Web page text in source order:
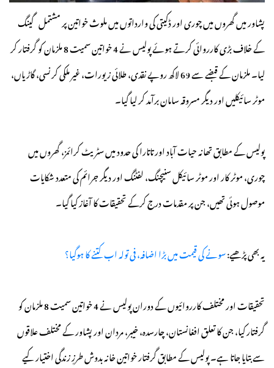
پشاور میں گھروں میں چوری اور ڈکیتی کی وارداتوں میں ملوث خواتین پر مشتمل گینگ
کے خلاف بڑی کارروائی کرتے ہوئے پولیس نے 4 خواتین سمیت 8 ملزمان کو گرفتار کر
لیا۔ ملزمان کے قبضے سے 69 لاکھ روپے نقدی، طلائی زیورات، غیر ملکی کرنسی، گاڑیاں،
موٹر سائیکلیں اور دیگر مسروقہ سامان برآمد کر لیا گیا۔
پولیس کے مطابق تھانہ حیات آباد اور تاتارا کی حدود میں سٹریٹ کرائمز، گھروں میں
چوری، موٹر کار اور موٹر سائیکل سنیچنگ، لفٹنگ اور دیگر جرائم کی متعدد شکایات
موصول ہوئی تھیں، جن پر مقدمات درج کرکے تحقیقات کا آغاز کیا گیا۔
یہ بھی پڑھیے:سونے کی قیمت میں بڑا اضافہ، فی تولہ اب کتنے کا ہوگیا؟
تحقیقات اور مختلف کارروائیوں کے دوران پولیس نے 4 خواتین سمیت 8 ملزمان کو
گرفتار کیا، جن کا تعلق افغانستان، چارسدہ، خیبر، مردان اور پشاور کے مختلف علاقوں
سے بتایا جاتا ہے۔ پولیس کے مطابق گرفتار خواتین خانہ بدوش طرزِ زندگی اختیار کیے